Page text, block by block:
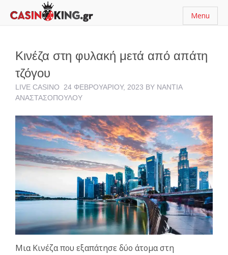
Menu
Κινέζα στη φυλακή μετά από απάτη
τζόγου
LIVE CASINO 24 ΦΕΒΡΟΥΑΡΊΟΥ, 2023 BY ΝΆΝΤΙΑ
ΑΝΑΣΤΑΣΟΠΟΎΛΟΥ
Μια Κινέζα που εξαπάτησε δύο άτομα στη